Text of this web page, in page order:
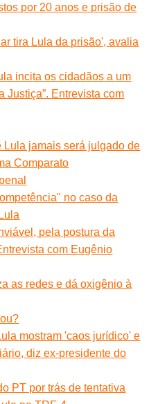
por 20 anos e prisão de
tira Lula da prisão', avalia
incita os cidadãos a um
Justiça”. Entrevista com
Lula jamais será julgado de
Comparato
no caso da
pela postura da
com Eugênio
as redes e dá oxigênio à
mostram 'caos jurídico' e
diz ex-presidente do
PT por trás de tentativa